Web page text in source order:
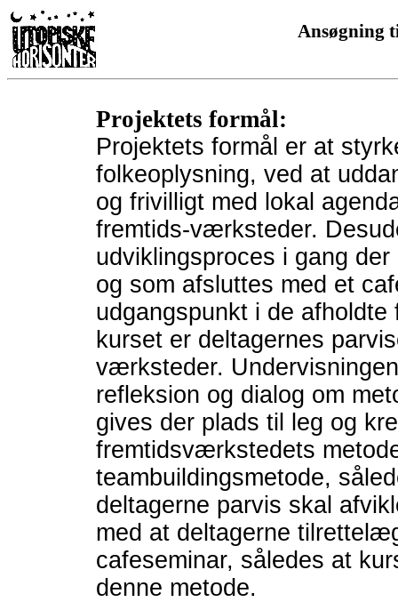
Ansøgning
Projektets formål:
Projektets formål er at
folkeoplysning, ved at
og frivilligt med lokal
fremtids-værksteder.
udviklingsproces i gang
og som afsluttes med et
udgangspunkt i de
kurset er deltagernes
værksteder.
refleksion og dialog om
gives der plads til leg og
fremtidsværkstedets
teambuildingsmetode,
deltagerne parvis skal
med at deltagerne
cafeseminar, således at
denne metode.